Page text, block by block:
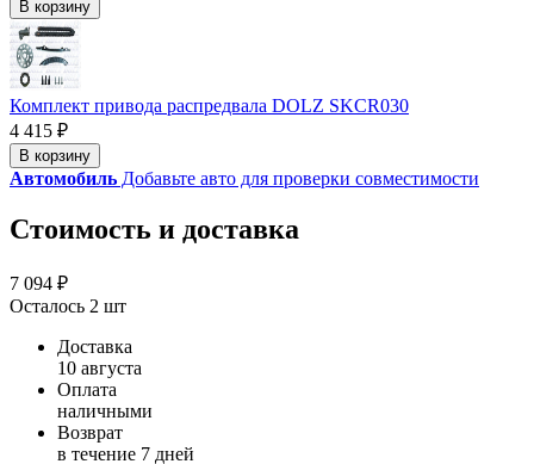
В корзину
Комплект привода распредвала DOLZ SKCR030
4 415 ₽
В корзину
Автомобиль Добавьте авто для проверки совместимости
Стоимость и доставка
7 094 ₽
Осталось 2 шт
Доставка
10 августа
Оплата
наличными
Возврат
в течение 7 дней